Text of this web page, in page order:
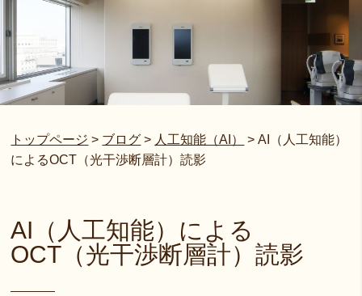
トップページ > ブログ > 人工知能（AI） >AI（人工知能）
によるOCT（光干渉断層計）読影
AI（人工知能）による
OCT（光干渉断層計）読影